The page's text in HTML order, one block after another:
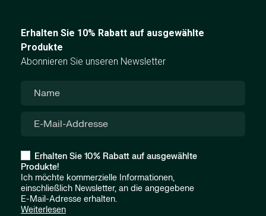
Erhalten Sie 10% Rabatt auf ausgewählte
Produkte
Abonnieren Sie unseren Newsletter
Erhalten Sie 10% Rabatt auf ausgewählte
Produkte!
Ich möchte kommerzielle Informationen,
einschließlich Newsletter, an die angegebene
E-Mail-Adresse erhalten.
Weiterlesen